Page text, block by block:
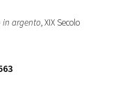
in argento, XIX Secolo